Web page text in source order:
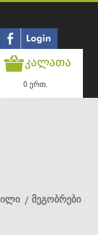
კალათა
0 ერთ.
მეგობრები